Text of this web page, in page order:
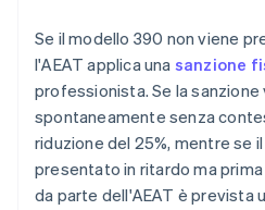
Se il modello 390 non viene
l'AEAT applica una sanzione
professionista. Se la sanzione
spontaneamente senza
riduzione del 25%, mentre se
presentato in ritardo ma
da parte dell'AEAT è prevista